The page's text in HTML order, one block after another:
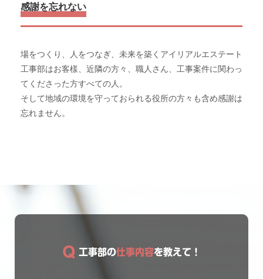
感謝を忘れない
場をつくり、人をつなぎ、未来を築くアイリアルエステート
工事部はお客樣、近隣の方々、職人さん、工事案件に関わっ
てくださった方すべての人。
そして地域の環境を守っておられる役所の方々も含め感謝は
忘れません。
Q 工事部の仕事内容を教えて！